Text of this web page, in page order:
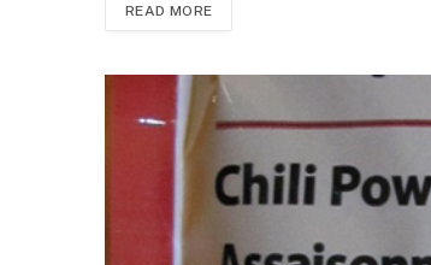
READ MORE